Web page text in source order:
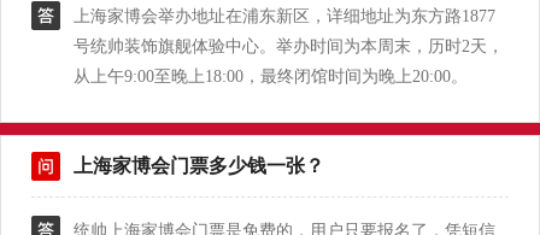
上海家博会举办地址在浦东新区，详细地址为东方路1877
号统帅装饰旗舰体验中心。举办时间为本周末，历时2天，
从上午9:00至晚上18:00，最终闭馆时间为晚上20:00。
上海家博会门票多少钱一张？
统帅上海家博会门票是免费的，用户只要报名了，凭短信